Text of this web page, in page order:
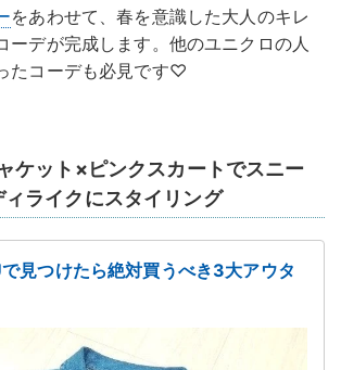
をあわせて、春を意識した大人のキレ
ーデが完成します。他のユニクロの人
たコーデも必見です♡
ケット×ピンクスカートでスニー
ィライクにスタイリング
見つけたら絶対買うべき3大アウタ